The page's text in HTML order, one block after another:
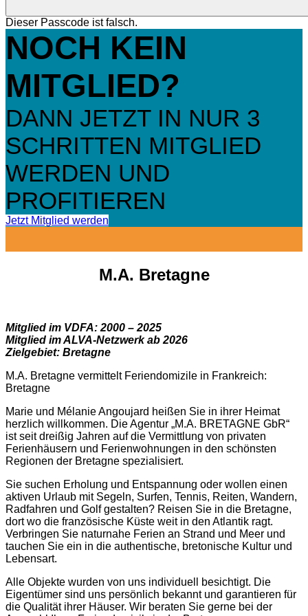
Dieser Passcode ist falsch.
NOCH KEIN
MITGLIED?
DANN JETZT IN NUR 3
SCHRITTEN MITGLIED
WERDEN UND
PROFITIEREN
Jetzt Mitglied werden
M.A. Bretagne
Mitglied im VDFA: 2000 – 2025
Mitglied im ALVA-Netzwerk ab 2026
Zielgebiet: Bretagne
M.A. Bretagne vermittelt Feriendomizile in Frankreich:
Bretagne
Marie und Mélanie Angoujard heißen Sie in ihrer Heimat
herzlich willkommen. Die Agentur „M.A. BRETAGNE GbR“
ist seit dreißig Jahren auf die Vermittlung von privaten
Ferienhäusern und Ferienwohnungen in den schönsten
Regionen der Bretagne spezialisiert.
Sie suchen Erholung und Entspannung oder wollen einen
aktiven Urlaub mit Segeln, Surfen, Tennis, Reiten, Wandern,
Radfahren und Golf gestalten? Reisen Sie in die Bretagne,
dort wo die französische Küste weit in den Atlantik ragt.
Verbringen Sie naturnahe Ferien an Strand und Meer und
tauchen Sie ein in die authentische, bretonische Kultur und
Lebensart.
Alle Objekte wurden von uns individuell besichtigt. Die
Eigentümer sind uns persönlich bekannt und garantieren für
die Qualität ihrer Häuser. Wir beraten Sie gerne bei der